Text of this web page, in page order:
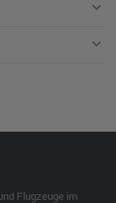
Flugzeuge im